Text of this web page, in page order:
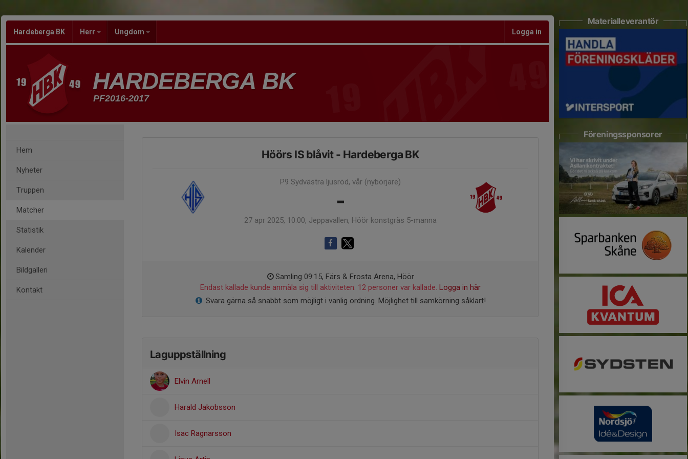
Hardeberga BK Herr Ungdom Logga in
HARDEBERGA BK
PF2016-2017
Hem
Nyheter
Truppen
Matcher
Statistik
Kalender
Bildgalleri
Kontakt
Höörs IS blåvit - Hardeberga BK
P9 Sydvästra ljusröd, vår (nybörjare)
-
27 apr 2025, 10:00, Jeppavallen, Höör konstgräs 5-manna
Samling 09:15, Färs & Frosta Arena, Höör
Endast kallade kunde anmäla sig till aktiviteten. 12 personer var kallade. Logga in här
Svara gärna så snabbt som möjligt i vanlig ordning. Möjlighet till samkörning såklart!
Laguppställning
Elvin Arnell
Harald Jakobsson
Isac Ragnarsson
Materialleverantör
Föreningssponsorer